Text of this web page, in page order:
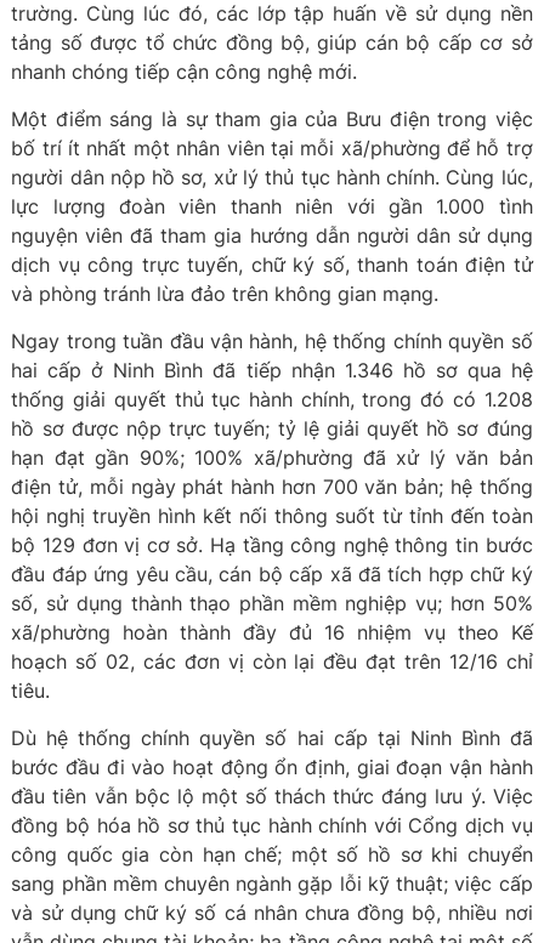
trường. Cùng lúc đó, các lớp tập huấn về sử dụng nền
tảng số được tổ chức đồng bộ, giúp cán bộ cấp cơ sở
nhanh chóng tiếp cận công nghệ mới.
Một điểm sáng là sự tham gia của Bưu điện trong việc
bố trí ít nhất một nhân viên tại mỗi xã/phường để hỗ trợ
người dân nộp hồ sơ, xử lý thủ tục hành chính. Cùng lúc,
lực lượng đoàn viên thanh niên với gần 1.000 tình
nguyện viên đã tham gia hướng dẫn người dân sử dụng
dịch vụ công trực tuyến, chữ ký số, thanh toán điện tử
và phòng tránh lừa đảo trên không gian mạng.
Ngay trong tuần đầu vận hành, hệ thống chính quyền số
hai cấp ở Ninh Bình đã tiếp nhận 1.346 hồ sơ qua hệ
thống giải quyết thủ tục hành chính, trong đó có 1.208
hồ sơ được nộp trực tuyến; tỷ lệ giải quyết hồ sơ đúng
hạn đạt gần 90%; 100% xã/phường đã xử lý văn bản
điện tử, mỗi ngày phát hành hơn 700 văn bản; hệ thống
hội nghị truyền hình kết nối thông suốt từ tỉnh đến toàn
bộ 129 đơn vị cơ sở. Hạ tầng công nghệ thông tin bước
đầu đáp ứng yêu cầu, cán bộ cấp xã đã tích hợp chữ ký
số, sử dụng thành thạo phần mềm nghiệp vụ; hơn 50%
xã/phường hoàn thành đầy đủ 16 nhiệm vụ theo Kế
hoạch số 02, các đơn vị còn lại đều đạt trên 12/16 chỉ
tiêu.
Dù hệ thống chính quyền số hai cấp tại Ninh Bình đã
bước đầu đi vào hoạt động ổn định, giai đoạn vận hành
đầu tiên vẫn bộc lộ một số thách thức đáng lưu ý. Việc
đồng bộ hóa hồ sơ thủ tục hành chính với Cổng dịch vụ
công quốc gia còn hạn chế; một số hồ sơ khi chuyển
sang phần mềm chuyên ngành gặp lỗi kỹ thuật; việc cấp
và sử dụng chữ ký số cá nhân chưa đồng bộ, nhiều nơi